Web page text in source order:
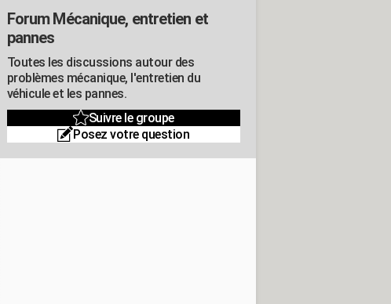
Forum Mécanique, entretien et
pannes
Toutes les discussions autour des
problèmes mécanique, l'entretien du
véhicule et les pannes.
Suivre le groupe
Posez votre question